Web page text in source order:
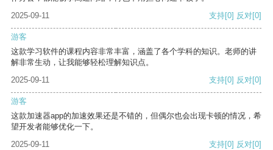
2025-09-11
支持[0] 反对[0]
游客
这款学习软件的课程内容非常丰富，涵盖了各个学科的知识。老师的讲
解非常生动，让我能够轻松理解知识点。
2025-09-11
支持[0] 反对[0]
游客
这款加速器app的加速效果还是不错的，但偶尔也会出现卡顿的情况，希
望开发者能够优化一下。
2025-09-11
支持[0] 反对[0]